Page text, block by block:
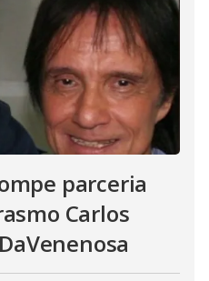
parceria
Carlos